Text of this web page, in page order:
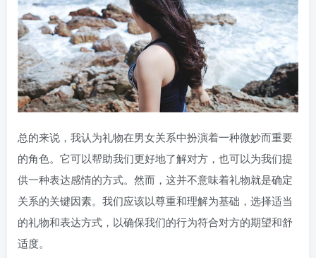
总的来说，我认为礼物在男女关系中扮演着一种微妙而重要
的角色。它可以帮助我们更好地了解对方，也可以为我们提
供一种表达感情的方式。然而，这并不意味着礼物就是确定
关系的关键因素。我们应该以尊重和理解为基础，选择适当
的礼物和表达方式，以确保我们的行为符合对方的期望和舒
适度。